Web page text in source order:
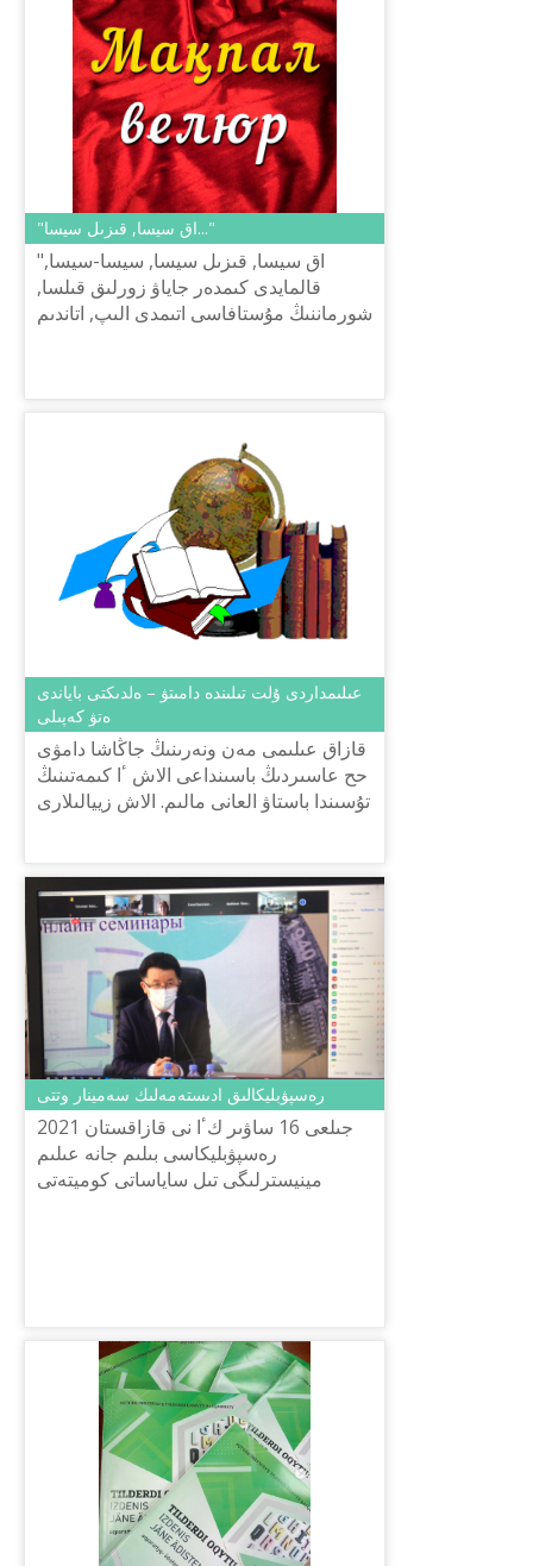
"اق سيسا, قىزىل سيسا..."
"اق سيسا, قىزىل سيسا, سيسا-سيسا,
قالمايدى كىمدەر جاياۋ زورلىق قىلسا,
شورماننىڭ مۇستافاسى اتىمدى الىپ, اتاندىم
عىلىمداردى ۇلت تىلىندە دامىتۋ – ەلدىكتى باياندى
ەتۋ كەپىلى
قازاق عىلىمى مەن ونەرىنىڭ جاڭاشا دامۋى
حح عاسىردىڭ باسىنداعى الاش ٴا كىمەتىنىڭ
تۇسىندا باستاۋ العانى مالىم. الاش زييالىلارى
رەسپۋبليكالىق ادىستەمەلىك سەمينار وتتى
2021 جىلعى 16 ساۋىر كٴا نى قازاقستان
رەسپۋبليكاسى بىلىم جانە عىلىم
مينيسترلىگى تىل ساياساتى كوميتەتى